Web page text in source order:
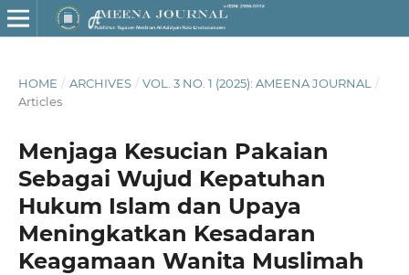
HOME / ARCHIVES / VOL. 3 NO. 1 (2025): AMEENA JOURNAL
/
Articles
Menjaga Kesucian Pakaian
Sebagai Wujud Kepatuhan
Hukum Islam dan Upaya
Meningkatkan Kesadaran
Keagamaan Wanita Muslimah